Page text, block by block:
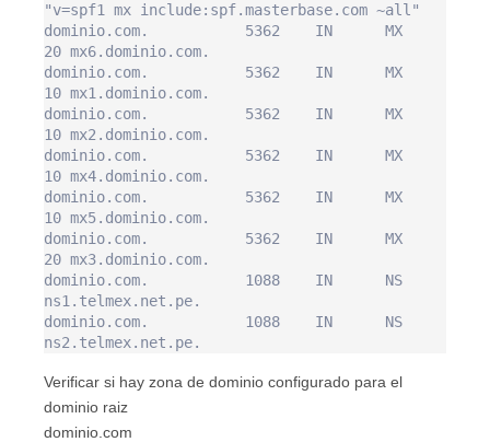
"v=spf1 mx include:spf.masterbase.com ~all"
dominio.com.           5362    IN      MX
20 mx6.dominio.com.
dominio.com.           5362    IN      MX
10 mx1.dominio.com.
dominio.com.           5362    IN      MX
10 mx2.dominio.com.
dominio.com.           5362    IN      MX
10 mx4.dominio.com.
dominio.com.           5362    IN      MX
10 mx5.dominio.com.
dominio.com.           5362    IN      MX
20 mx3.dominio.com.
dominio.com.           1088    IN      NS
ns1.telmex.net.pe.
dominio.com.           1088    IN      NS
Verificar si hay zona de dominio configurado para el
dominio raiz
dominio.com